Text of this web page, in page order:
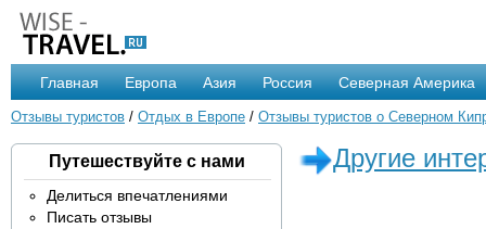
Главная Европа Азия Россия Северная Америка
Отзывы туристов / Отдых в Европе / Отзывы туристов о Северном
Путешествуйте с нами
Делиться впечатлениями
Писать отзывы
Другие